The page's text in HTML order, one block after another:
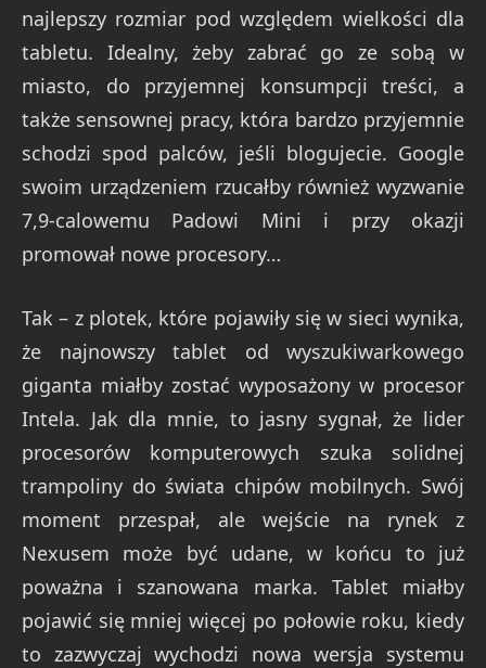
najlepszy rozmiar pod względem wielkości dla
tabletu. Idealny, żeby zabrać go ze sobą w
miasto, do przyjemnej konsumpcji treści, a
także sensownej pracy, która bardzo przyjemnie
schodzi spod palców, jeśli blogujecie. Google
swoim urządzeniem rzucałby również wyzwanie
7,9-calowemu Padowi Mini i przy okazji
promował nowe procesory…
Tak – z plotek, które pojawiły się w sieci wynika,
że najnowszy tablet od wyszukiwarkowego
giganta miałby zostać wyposażony w procesor
Intela. Jak dla mnie, to jasny sygnał, że lider
procesorów komputerowych szuka solidnej
trampoliny do świata chipów mobilnych. Swój
moment przespał, ale wejście na rynek z
Nexusem może być udane, w końcu to już
poważna i szanowana marka. Tablet miałby
pojawić się mniej więcej po połowie roku, kiedy
to zazwyczaj wychodzi nowa wersja systemu